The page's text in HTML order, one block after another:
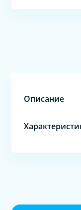
Описание